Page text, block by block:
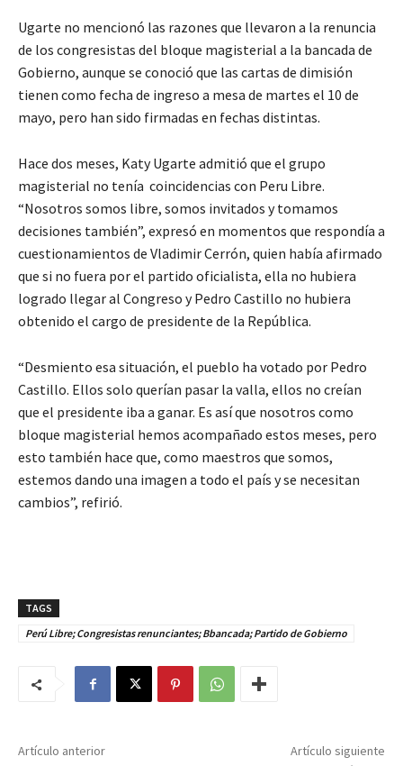
Ugarte no mencionó las razones que llevaron a la renuncia
de los congresistas del bloque magisterial a la bancada de
Gobierno, aunque se conoció que las cartas de dimisión
tienen como fecha de ingreso a mesa de martes el 10 de
mayo, pero han sido firmadas en fechas distintas.
Hace dos meses, Katy Ugarte admitió que el grupo
magisterial no tenía coincidencias con Peru Libre.
“Nosotros somos libre, somos invitados y tomamos
decisiones también”, expresó en momentos que respondía a
cuestionamientos de Vladimir Cerrón, quien había afirmado
que si no fuera por el partido oficialista, ella no hubiera
logrado llegar al Congreso y Pedro Castillo no hubiera
obtenido el cargo de presidente de la República.
“Desmiento esa situación, el pueblo ha votado por Pedro
Castillo. Ellos solo querían pasar la valla, ellos no creían
que el presidente iba a ganar. Es así que nosotros como
bloque magisterial hemos acompañado estos meses, pero
esto también hace que, como maestros que somos,
estemos dando una imagen a todo el país y se necesitan
cambios”, refirió.
TAGS
Perú Libre; Congresistas renunciantes; Bbancada; Partido de Gobierno
Artículo anterior Artículo siguiente